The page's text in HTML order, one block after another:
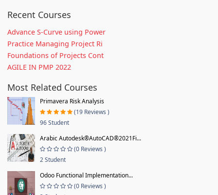
Recent Courses
Advance S-Curve using Power
Practice Managing Project Ri
Foundations of Projects Cont
AGILE IN PMP 2022
Most Related Courses
Primavera Risk Analysis
(19 Reviews )
96 Student
Arabic Autodesk®AutoCAD®2021Fi...
(0 Reviews )
2 Student
Odoo Functional Implementation...
(0 Reviews )